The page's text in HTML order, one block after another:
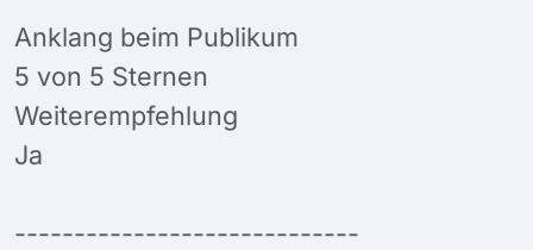
Anklang beim Publikum
5 von 5 Sternen
Weiterempfehlung
Ja
-----------------------------